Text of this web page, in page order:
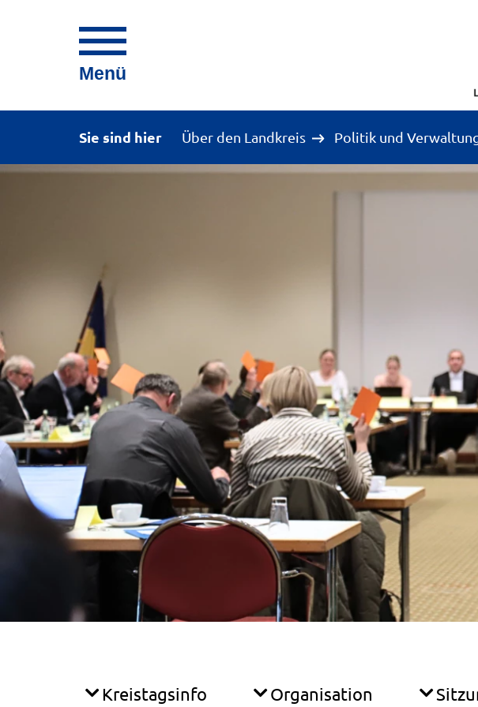
Menü
Sie sind hier Über den Landkreis Politik und
Kreistagsinfo Organisation